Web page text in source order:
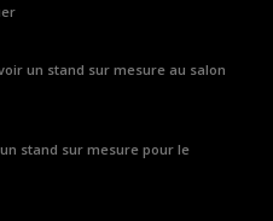
un stand sur mesure au salon
stand sur mesure pour le